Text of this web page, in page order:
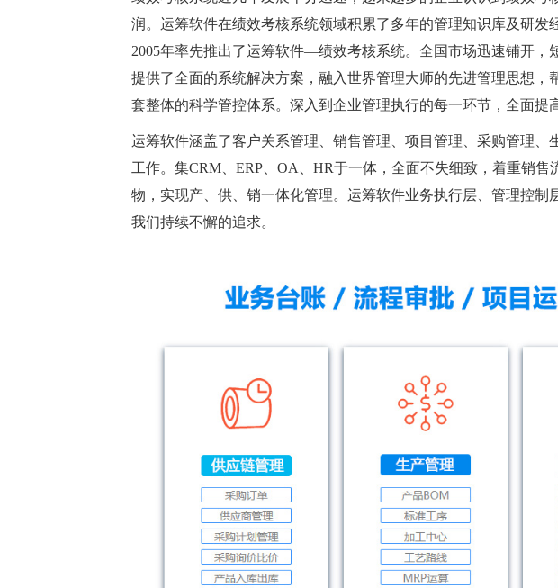
润。运筹软件在绩效考核系统领域积累了多年的管理知识库及研
2005年率先推出了运筹软件—绩效考核系统。全国市场迅速铺开
提供了全面的系统解决方案，融入世界管理大师的先进管理思想
套整体的科学管控体系。深入到企业管理执行的每一环节，全面提
运筹软件涵盖了客户关系管理、销售管理、项目管理、采购管理
工作。集CRM、ERP、OA、HR于一体，全面不失细致，着重销
物，实现产、供、销一体化管理。运筹软件业务执行层、管理控
我们持续不懈的追求。